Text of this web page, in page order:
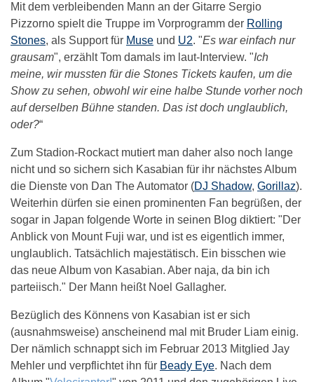
Mit dem verbleibenden Mann an der Gitarre Sergio
Pizzorno spielt die Truppe im Vorprogramm der Rolling
Stones, als Support für Muse und U2. "Es war einfach nur
grausam", erzählt Tom damals im laut-Interview. "Ich
meine, wir mussten für die Stones Tickets kaufen, um die
Show zu sehen, obwohl wir eine halbe Stunde vorher noch
auf derselben Bühne standen. Das ist doch unglaublich,
oder?“
Zum Stadion-Rockact mutiert man daher also noch lange
nicht und so sichern sich Kasabian für ihr nächstes Album
die Dienste von Dan The Automator (DJ Shadow, Gorillaz).
Weiterhin dürfen sie einen prominenten Fan begrüßen, der
sogar in Japan folgende Worte in seinen Blog diktiert: "Der
Anblick von Mount Fuji war, und ist es eigentlich immer,
unglaublich. Tatsächlich majestätisch. Ein bisschen wie
das neue Album von Kasabian. Aber naja, da bin ich
parteiisch." Der Mann heißt Noel Gallagher.
Bezüglich des Könnens von Kasabian ist er sich
(ausnahmsweise) anscheinend mal mit Bruder Liam einig.
Der nämlich schnappt sich im Februar 2013 Mitglied Jay
Mehler und verpflichtet ihn für Beady Eye. Nach dem